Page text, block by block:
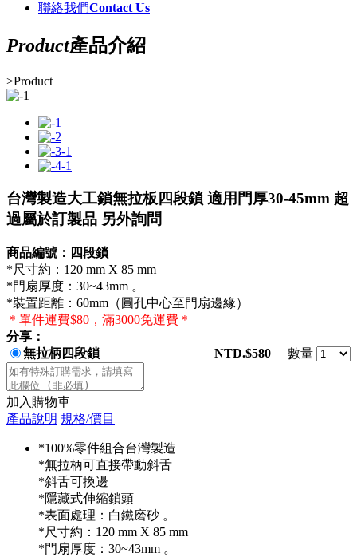
聯絡我們Contact Us
Product產品介紹
>Product
台灣製造大工鎖無拉板四段鎖 適用門厚30-45mm 超
過屬於訂製品 另外詢問
商品編號：四段鎖
*尺寸約：120 mm X 85 mm
*門扇厚度：30~43mm 。
*裝置距離：60mm（圓孔中心至門扇邊緣）
＊單件運費$80，滿3000免運費＊
分享：
無拉柄四段鎖
NTD.$580 數量
加入購物車
產品說明 規格/價目
*100%零件組合台灣製造
*無拉柄可直接帶動斜舌
*斜舌可換邊
*隱藏式伸縮鎖頭
*表面處理：白鐵磨砂 。
*尺寸約：120 mm X 85 mm
*門扇厚度：30~43mm 。